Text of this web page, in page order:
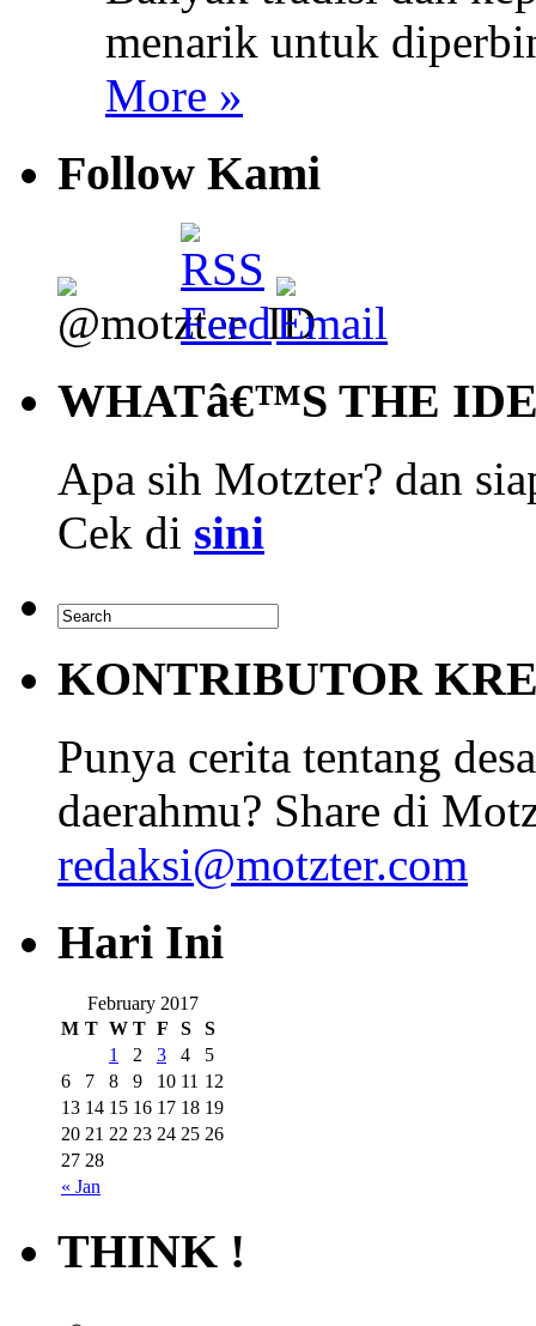
menarik untuk
More »
Follow Kami
WHATâ€™S THE
Apa sih Motzter? dan
Cek di sini
KONTRIBUTOR
Punya cerita tentang
daerahmu? Share di
redaksi@motzter.com
Hari Ini
February 2017
M T W T F S S
« Jan
1 2 3 4
5
6
7 8 9 10 11 12
13 14 15 16 17 18 19
20 21 22 23 24 25 26
27 28
THINK !